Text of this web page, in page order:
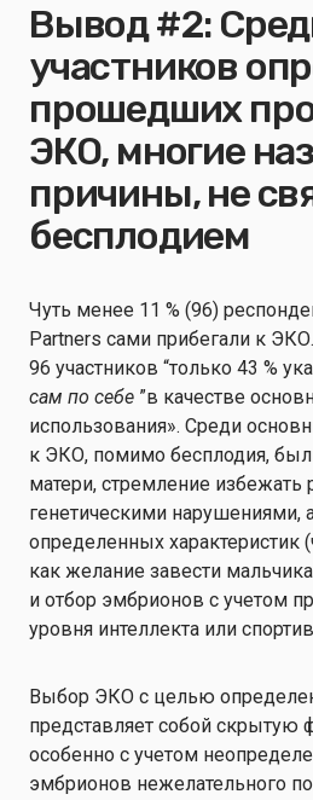
Вывод #2:
участников
прошедших
ЭКО, многие
причины, не
бесплодием
Чуть менее 11 % (96)
Partners сами прибегали к
96 участников “только 43 %
сам по себе ”в качестве
использования». Среди
к ЭКО, помимо бесплодия,
матери, стремление избежать
генетическими нарушениями,
определенных характеристик
как желание завести
и отбор эмбрионов с учетом
уровня интеллекта или
Выбор ЭКО с целью
представляет собой скрытую
особенно с учетом
эмбрионов нежелательного